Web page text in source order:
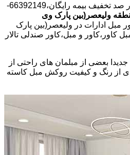
30 در صد تخفیف بیمه رایگان،66392149-
ولیعصر(بین پارک وی
مبل ادارات در ولیعصر(بین پارک
کاور،کاور و مبل،کاور صندلی تالار
بعضی از مبلمان های راحتی از
از رنگ و کیفیت روکش مبل کاسته